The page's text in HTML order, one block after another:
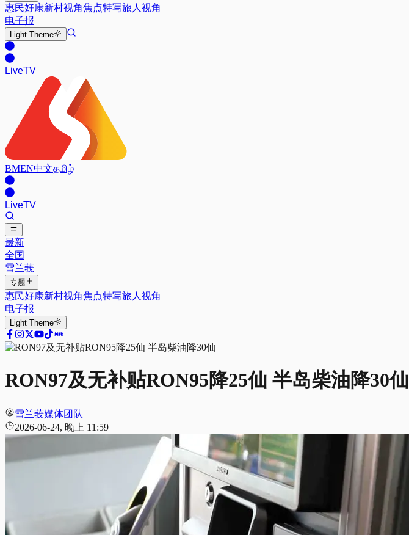
惠民好康新村视角焦点特写旅人视角
电子报
Light Theme
LiveTV
BMEN中文தமிழ்
LiveTV
最新
全国
雪兰莪
专题
惠民好康新村视角焦点特写旅人视角
电子报
Light Theme
RON97及无补贴RON95降25仙 半岛柴油降30仙
雪兰莪媒体团队
2026-06-24, 晚上 11:59